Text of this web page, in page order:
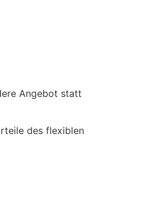
Angebot statt
des flexiblen